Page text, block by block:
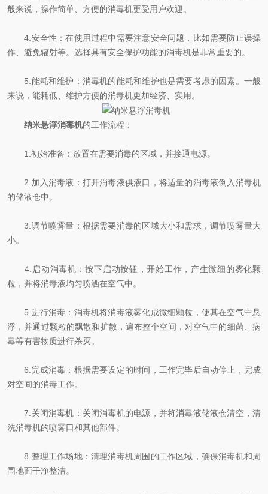
般来说，操作简单、方便的消毒机更受用户欢迎。
4.安全性：在使用过程中需要注意安全问题，比如需要防止误操
作、避免辐射等。选择具有安全保护功能的消毒机是非常重要的。
5.能耗和维护：消毒机的能耗和维护也是需要考虑的因素。一般
来说，能耗低、维护方便的消毒机更加经济、实用。
纳米悬浮消毒机的工作流程：
1.初始准备：放置在需要消毒的区域，并接通电源。
2.加入消毒液：打开消毒液供液口，将适量的消毒液倒入消毒机
的储液仓中。
3.调节喷雾量：根据需要消毒的区域大小和需求，调节喷雾量大
小。
4.启动消毒机：按下启动按钮，开始工作，产生微细的雾化颗
粒，并将消毒液均匀喷洒在空气中。
5.进行消毒：消毒机将消毒液雾化成微细颗粒，使其在空气中悬
浮，并通过颗粒的飘散和扩散，遍布整个空间，对空气中的细菌、病
毒等有害物质进行杀灭。
6.完成消毒：根据需要设定的时间，工作完毕后自动停止，完成
对空间的消毒工作。
7.关闭消毒机：关闭消毒机的电源，并将消毒液储液仓清空，清
洗消毒机的喷雾口和其他部件。
8.整理工作场地：清理消毒机周围的工作区域，确保消毒机和周
围地面干净整洁。